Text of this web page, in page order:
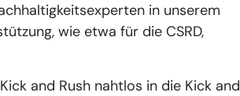
in unserem
wie etwa für die CSRD,
and Rush nahtlos in die Kick and